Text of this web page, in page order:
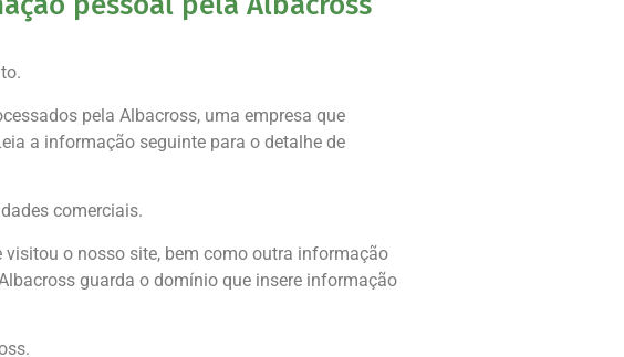
pela Albacross, uma empresa que
a informação seguinte para o detalhe de
comerciais.
o nosso site, bem como outra informação
guarda o domínio que insere informação
.